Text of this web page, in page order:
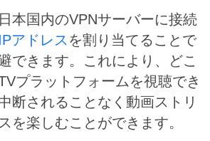
本国内のVPNサーバーに接続
アドレス を割り当てることで
できます。これにより、どこ
プラットフォームを視聴でき
断されることなく動画ストリ
を楽しむことができます。